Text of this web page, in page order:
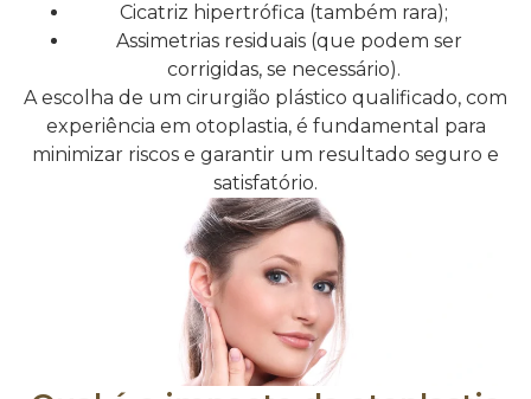
Cicatriz hipertrófica (também rara);
Assimetrias residuais (que podem ser
corrigidas, se necessário).
A escolha de um cirurgião plástico qualificado, com
experiência em otoplastia, é fundamental para
minimizar riscos e garantir um resultado seguro e
satisfatório.